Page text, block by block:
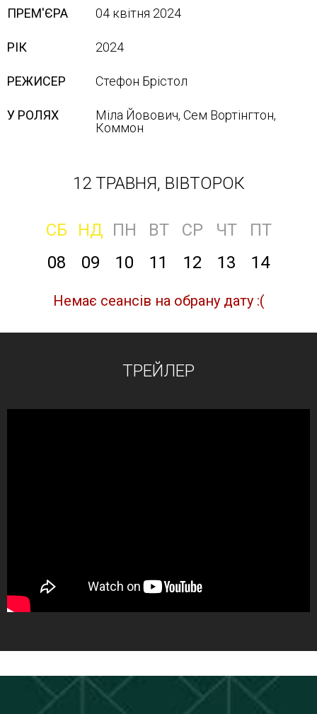
ПРЕМ'ЄРА 04 квітня 2024
РІК 2024
РЕЖИСЕР Стефон Брістол
У РОЛЯХ
Міла Йовович, Сем Вортінгтон,
Кoммoн
12 ТРАВНЯ, ВІВТОРОК
СБ НД ПН ВТ СР ЧТ
ПТ
08
09 10 11 12 13 14
Немає сеансів на обрану дату :(
ТРЕЙЛЕР